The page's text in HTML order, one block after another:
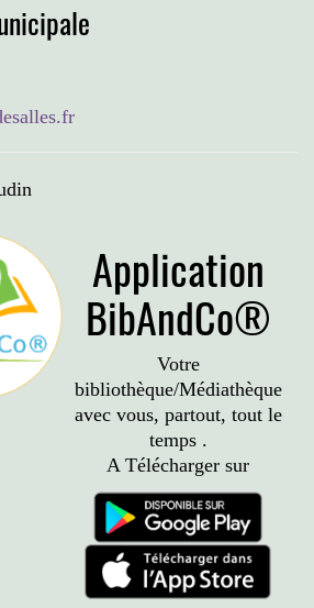
Application
BibAndCo®
Votre
bibliothèque/Médiathèque
avec vous, partout, tout le
temps .
A Télécharger sur